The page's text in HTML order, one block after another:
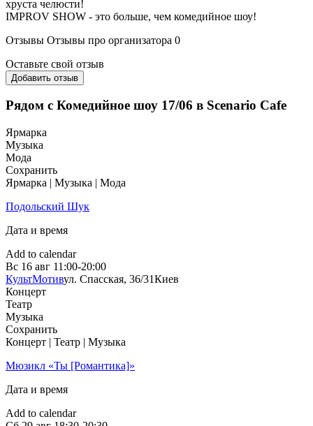
хруста челюсти!
IMPROV SHOW - это больше, чем комедийное шоу!
Отзывы Отзывы про организатора 0
Оставьте свой отзыв
Добавить отзыв
Рядом с Комедийное шоу 17/06 в Scenario Cafe
Ярмарка
Музыка
Мода
Сохранить
Ярмарка | Музыка | Мода
Подольский Шук
Дата и время
Add to calendar
Вс 16 авг 11:00-20:00
КультМотивул. Спасская, 36/31Киев
Концерт
Театр
Музыка
Сохранить
Концерт | Театр | Музыка
Мюзикл «Ты [Романтика]»
Дата и время
Add to calendar